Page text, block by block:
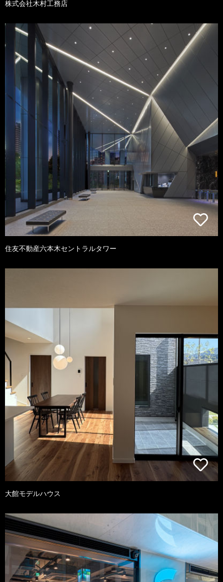
株式会社木村工務店
住友不動産六本木セントラルタワー
大館モデルハウス